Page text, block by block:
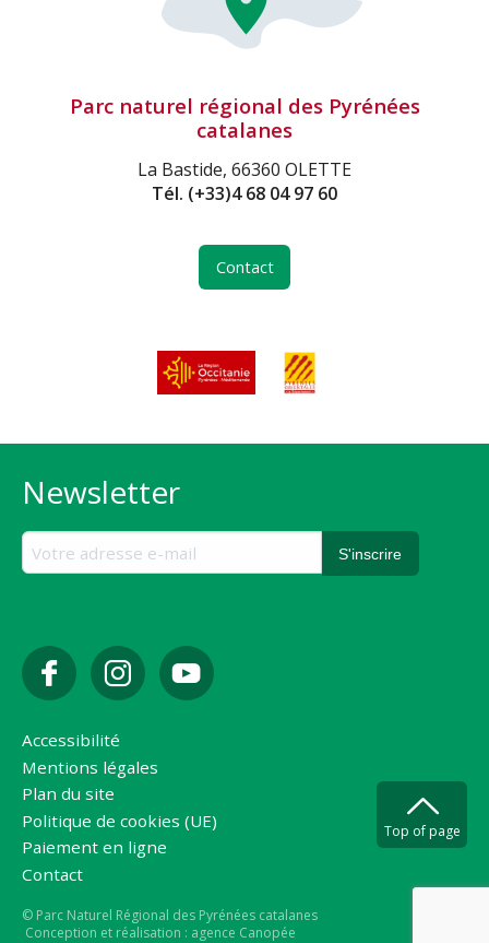
Parc naturel régional des Pyrénées
catalanes
La Bastide, 66360 OLETTE
Tél. (+33)4 68 04 97 60
Contact
Newsletter
Accessibilité
Mentions légales
Plan du site
Politique de cookies (UE)
Paiement en ligne
Contact
Copyright
© Parc Naturel Régional des Pyrénées catalanes
Conception et réalisation : agence Canopée
Top of page